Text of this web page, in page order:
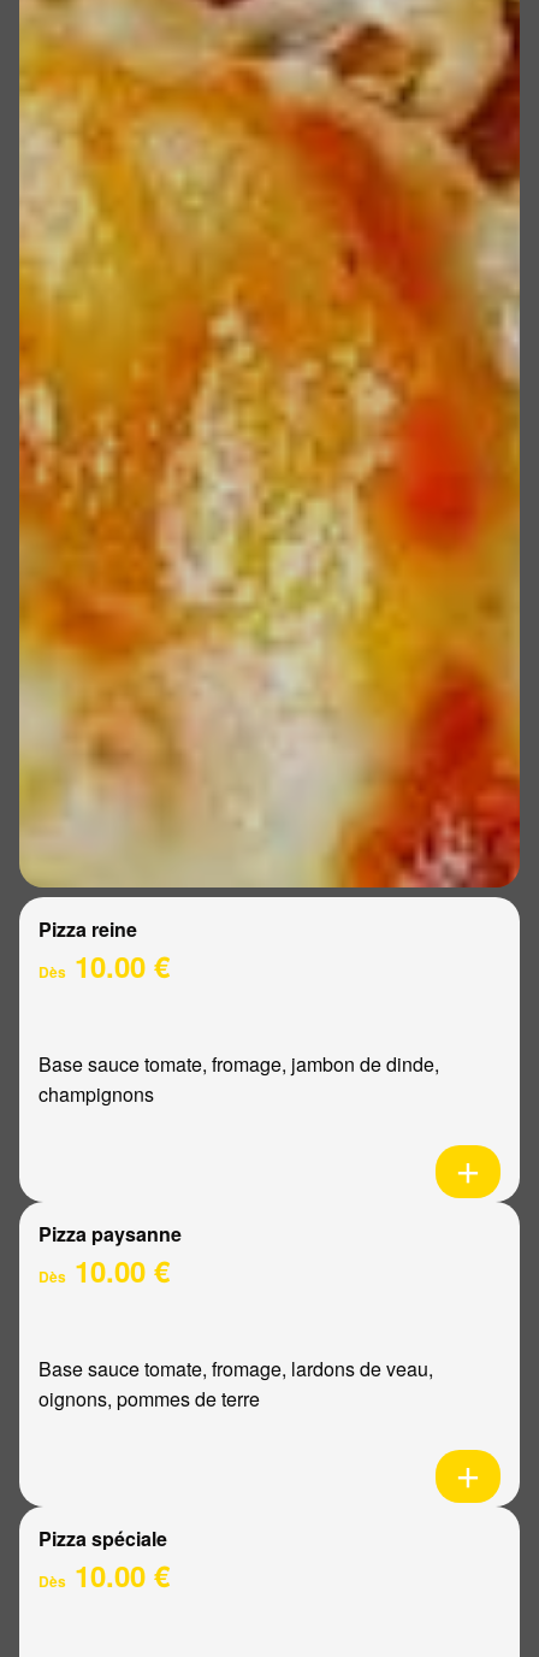
Pizza reine
Dès 10.00 €
Base sauce tomate, fromage, jambon de dinde,
champignons
Pizza paysanne
Dès 10.00 €
Base sauce tomate, fromage, lardons de veau,
oignons, pommes de terre
Pizza spéciale
Dès 10.00 €